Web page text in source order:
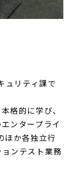
ュリティ課で
格的に学び、
ンタープライ
ほか各独立行
ンテスト業務